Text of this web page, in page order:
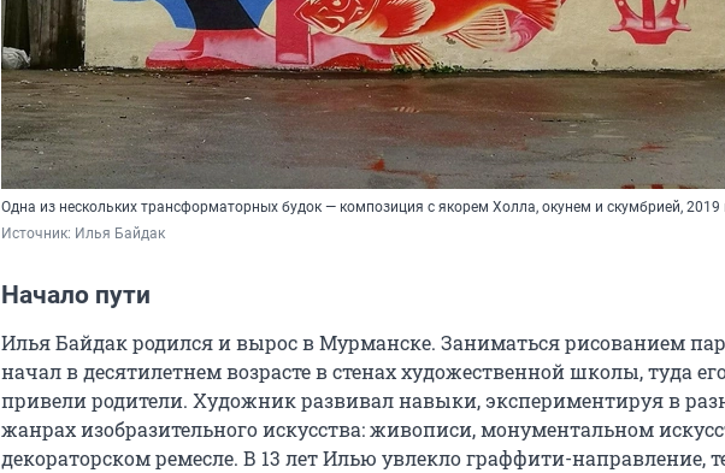
Одна из нескольких трансформаторных будок — композиция с якорем Холла, окунем и скумбрией, 2019
Источник: Илья Байдак
Начало пути
Илья Байдак родился и вырос в Мурманске. Заниматься рисованием
начал в десятилетнем возрасте в стенах художественной школы, туда
привели родители. Художник развивал навыки, экспериментируя в
жанрах изобразительного искусства: живописи, монументальном
декораторском ремесле. В 13 лет Илью увлекло граффити-направление,